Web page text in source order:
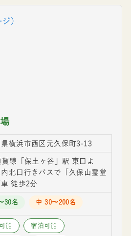
横浜市西区元久保町3-13
賀線「保土ヶ谷」駅 東口よ
内北口行きバスで「久保山霊堂
徒歩2分
30名 中 30〜200名
能 宿泊可能